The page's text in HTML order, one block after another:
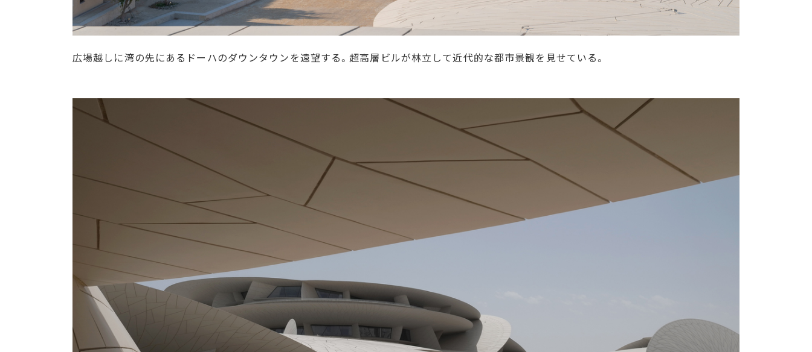
広場越しに湾の先にあるドーハのダウンタウンを遠望する。超高層ビルが林立して近代的な都市景観を見せている。